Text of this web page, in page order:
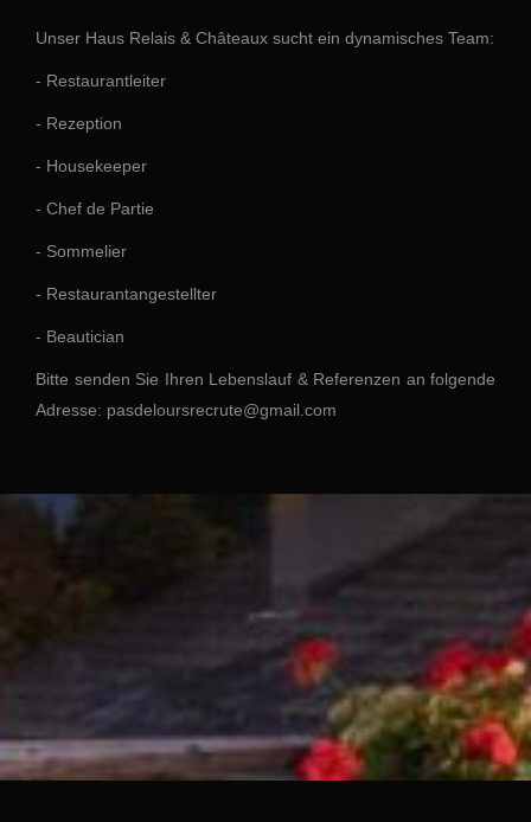
Unser Haus Relais & Châteaux sucht ein dynamisches Team:
- Restaurantleiter
- Rezeption
- Housekeeper
- Chef de Partie
- Sommelier
- Restaurantangestellter
- Beautician
Bitte senden Sie Ihren Lebenslauf & Referenzen an folgende
Adresse: pasdeloursrecrute@gmail.com